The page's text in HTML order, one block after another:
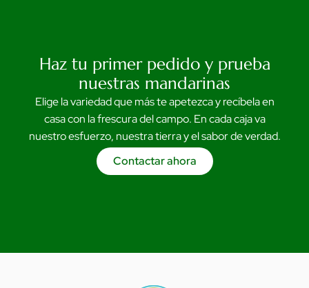
Haz tu primer pedido y prueba
nuestras mandarinas
Elige la variedad que más te apetezca y recíbela en
casa con la frescura del campo. En cada caja va
nuestro esfuerzo, nuestra tierra y el sabor de verdad.
Contactar ahora